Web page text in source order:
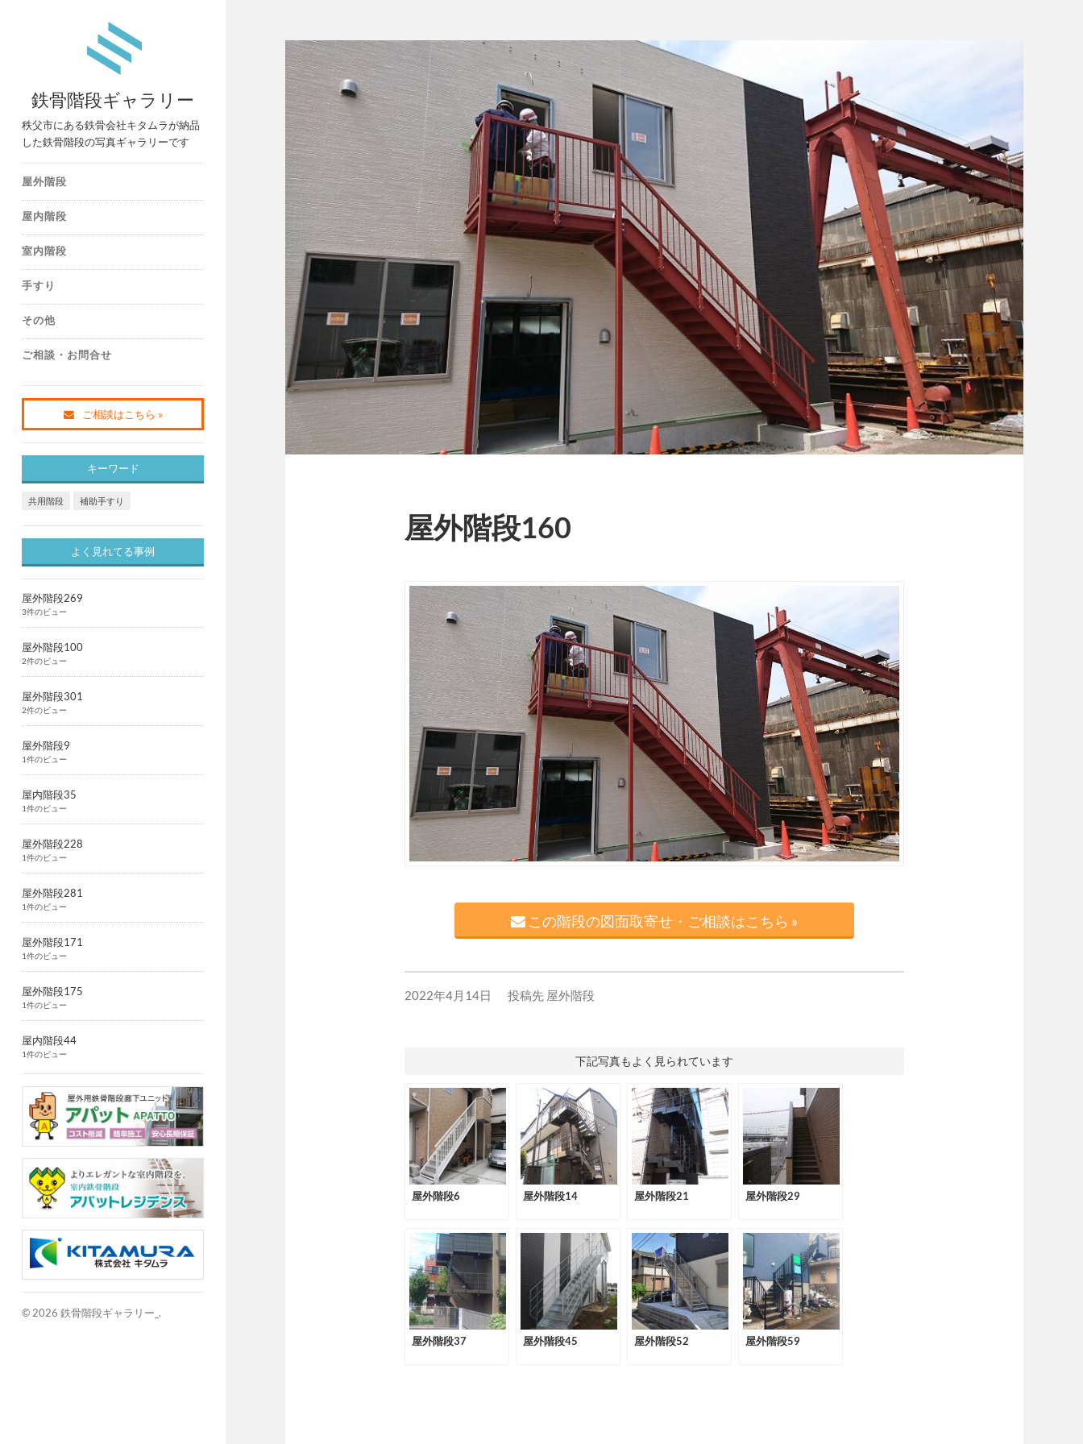
鉄骨階段ギャラリー
秩父市にある鉄骨会社キタムラが納品
した鉄骨階段の写真ギャラリーです
屋外階段
屋内階段
室内階段
手すり
その他
ご相談・お問合せ
ご相談はこちら »
キーワード
共用階段 補助手すり
よく見れてる事例
屋外階段269
3件のビュー
屋外階段100
2件のビュー
屋外階段301
2件のビュー
屋外階段9
1件のビュー
屋内階段35
1件のビュー
屋外階段228
1件のビュー
屋外階段281
1件のビュー
屋外階段171
1件のビュー
屋外階段175
1件のビュー
屋内階段44
1件のビュー
© 2026 鉄骨階段ギャラリー_ .
屋外階段160
この階段の図面取寄せ・ご相談はこちら »
2022年4月14日 投稿先 屋外階段
下記写真もよく見られています
屋外階段6 屋外階段14 屋外階段21 屋外階段29
屋外階段37 屋外階段45 屋外階段52 屋外階段59